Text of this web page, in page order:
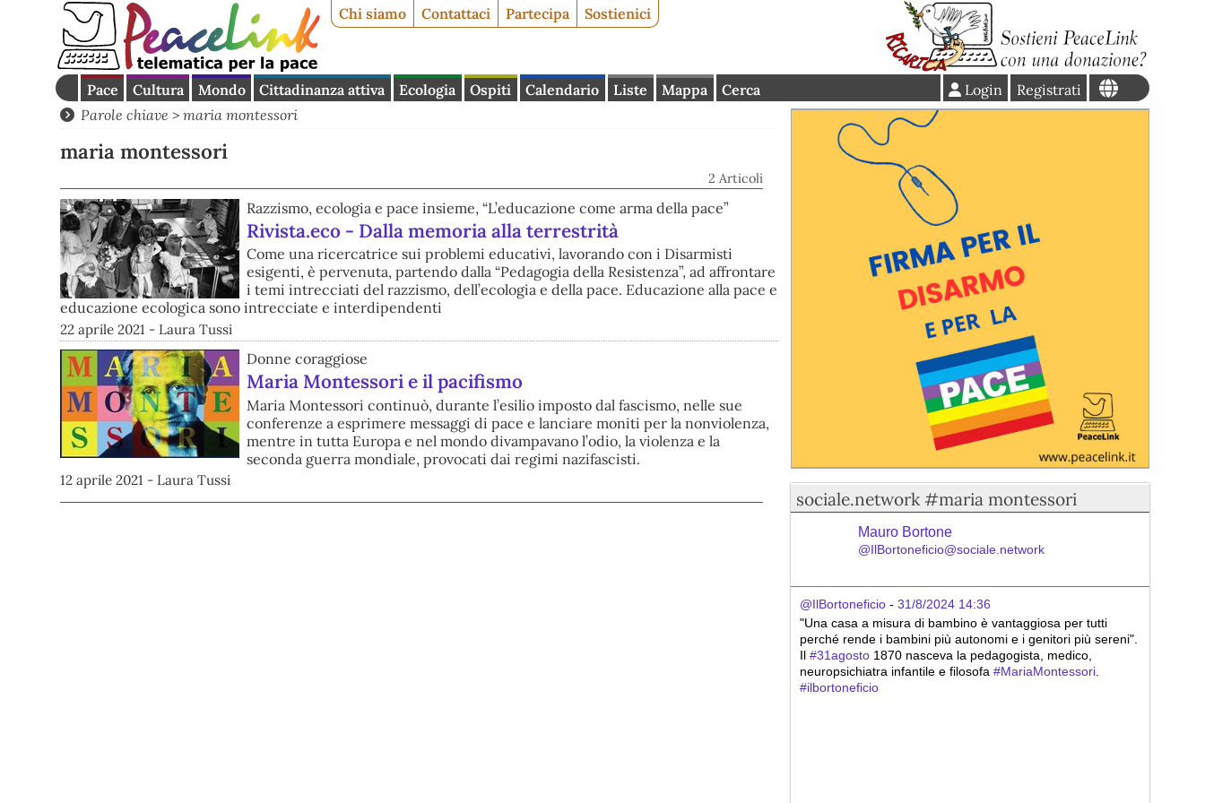
Chi siamo Contattaci Partecipa Sostienici
Pace Cultura Mondo Cittadinanza attiva Ecologia Ospiti Calendario Liste Mappa Cerca Registrati
Login
Parole chiave > maria montessori
maria montessori
2 Articoli
Razzismo, ecologia e pace insieme, “L’educazione come arma della pace”
Rivista.eco - Dalla memoria alla terrestrità
Come una ricercatrice sui problemi educativi, lavorando con i Disarmisti
esigenti, è pervenuta, partendo dalla “Pedagogia della Resistenza”, ad affrontare
i temi intrecciati del razzismo, dell’ecologia e della pace. Educazione alla pace e
educazione ecologica sono intrecciate e interdipendenti
22 aprile 2021 - Laura Tussi
Donne coraggiose
Maria Montessori e il pacifismo
Maria Montessori continuò, durante l’esilio imposto dal fascismo, nelle sue
conferenze a esprimere messaggi di pace e lanciare moniti per la nonviolenza,
mentre in tutta Europa e nel mondo divampavano l’odio, la violenza e la
seconda guerra mondiale, provocati dai regimi nazifascisti.
12 aprile 2021 - Laura Tussi
sociale.network #maria montessori
Mauro Bortone
@IlBortoneficio@sociale.network
@IlBortoneficio - 31/8/2024 14:36
"Una casa a misura di bambino è vantaggiosa per tutti
Il #31agosto 1870 nasceva la pedagogista, medico,
neuropsichiatra infantile e filosofa #MariaMontessori
#ilbortoneficio